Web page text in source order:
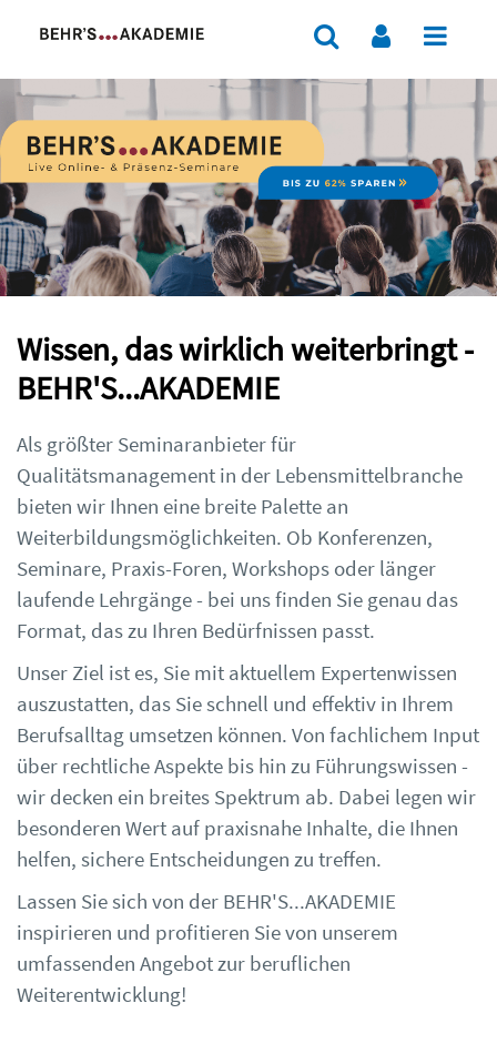
Wissen, das wirklich weiterbringt -
BEHR'S...AKADEMIE
Als größter Seminaranbieter für
Qualitätsmanagement in der Lebensmittelbranche
bieten wir Ihnen eine breite Palette an
Weiterbildungsmöglichkeiten. Ob Konferenzen,
Seminare, Praxis-Foren, Workshops oder länger
laufende Lehrgänge - bei uns finden Sie genau das
Format, das zu Ihren Bedürfnissen passt.
Unser Ziel ist es, Sie mit aktuellem Expertenwissen
auszustatten, das Sie schnell und effektiv in Ihrem
Berufsalltag umsetzen können. Von fachlichem Input
über rechtliche Aspekte bis hin zu Führungswissen -
wir decken ein breites Spektrum ab. Dabei legen wir
besonderen Wert auf praxisnahe Inhalte, die Ihnen
helfen, sichere Entscheidungen zu treffen.
Lassen Sie sich von der BEHR'S...AKADEMIE
inspirieren und profitieren Sie von unserem
umfassenden Angebot zur beruflichen
Weiterentwicklung!